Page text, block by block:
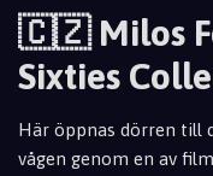
🇨🇿 Milos
Sixties
Här öppnas dörren till
vågen genom en av